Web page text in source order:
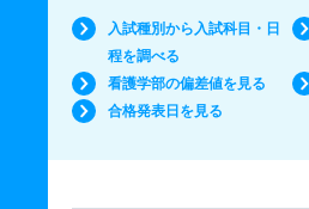
入試種別から入試科目・日
程を調べる
看護学部の偏差値を見る
合格発表日を見る